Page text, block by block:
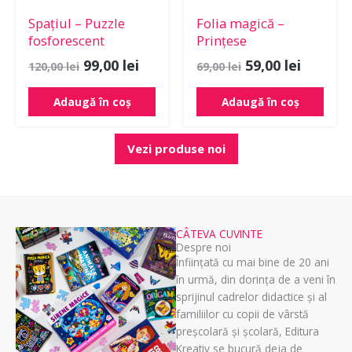
Spațiul – Puzzle
fosforescent
120,00lei 99,00 lei
Adaugă în coș
Folia magică –
Prințese
69,00lei 59,00 lei
Adaugă în coș
Vezi produse noi
CÂTEVA CUVINTE
Despre noi
Înființată cu mai bine de 20 ani
în urmă, din dorința de a veni în
sprijinul cadrelor didactice și al
familiilor cu copii de vârstă
preșcolară și școlară, Editura
Kreativ se bucură deja de